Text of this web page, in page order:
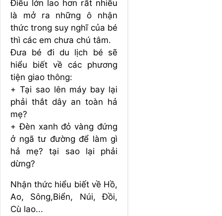
Điều lớn lao hơn rất nhiều
là mở ra những ô nhận
thức trong suy nghĩ của bé
thì các em chưa chú tâm.
Đưa bé đi du lịch bé sẽ
hiểu biết về các phương
tiện giao thông:
+ Tại sao lên máy bay lại
phải thắt dây an toàn hả
mẹ?
+ Đèn xanh đỏ vàng đứng
ở ngã tư đường để làm gì
hả mẹ? tại sao lại phải
dừng?
Nhận thức hiểu biết về Hồ,
Ao, Sông,Biển, Núi, Đồi,
Cù lao...